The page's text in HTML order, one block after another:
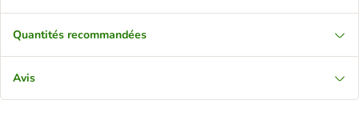
Quantités recommandées
Avis